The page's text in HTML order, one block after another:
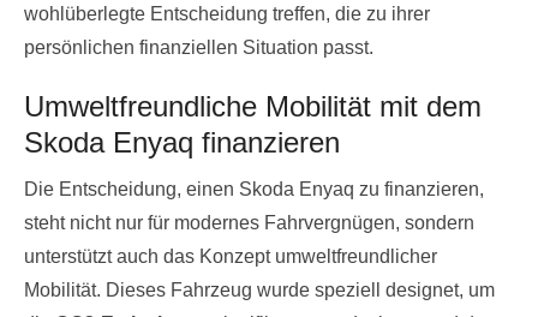
wohlüberlegte Entscheidung treffen, die zu ihrer
persönlichen finanziellen Situation passt.
Umweltfreundliche Mobilität mit dem
Skoda Enyaq finanzieren
Die Entscheidung, einen Skoda Enyaq zu finanzieren,
steht nicht nur für modernes Fahrvergnügen, sondern
unterstützt auch das Konzept umweltfreundlicher
Mobilität. Dieses Fahrzeug wurde speziell designet, um